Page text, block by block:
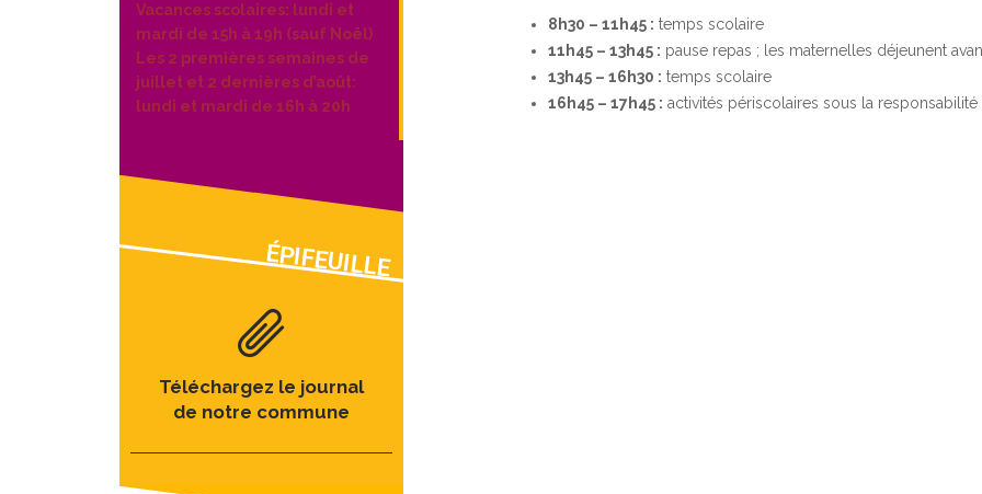
Vacances scolaires: lundi et
mardi de 15h à 19h (sauf Noël)
Les 2 premières semaines de
juillet et 2 dernières d’août:
lundi et mardi de 16h à 20h
ÉPIFEUILLE
Téléchargez le journal
de notre commune
8h30 – 11h45 : temps scolaire
11h45 – 13h45 : pause repas ; les maternelles déjeunent
13h45 – 16h30 : temps scolaire
16h45 – 17h45 : activités périscolaires sous la responsabilité